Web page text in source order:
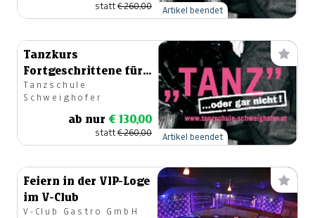
statt€ 260,00 Artikel beendet
Tanzkurs
Fortgeschrittene für
Paare
Tanzschule
Schweighofer
ab nur € 130,00
statt€ 260,00 Artikel beendet
Feiern in der VIP-Loge
im V-Club
V-Club Gastro GmbH